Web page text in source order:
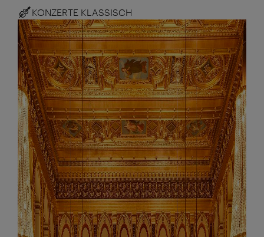
KONZERTE KLASSISCH